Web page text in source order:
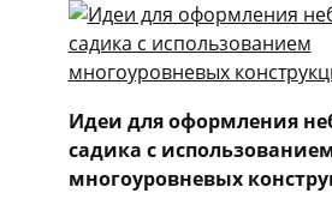
Идеи для оформления
садика с
многоуровневых